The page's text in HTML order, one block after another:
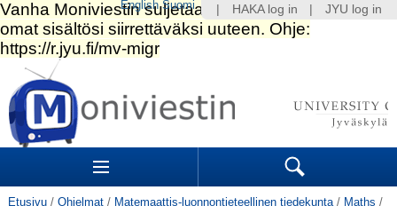
Siirry
sisältöön.
|
Siirry
navigointiin
Sections Search
Etusivu / Ohjelmat / Matemaattis-luonnontieteellinen tiedekunta / Maths /
HAKA log in JYU log in
English Suomi